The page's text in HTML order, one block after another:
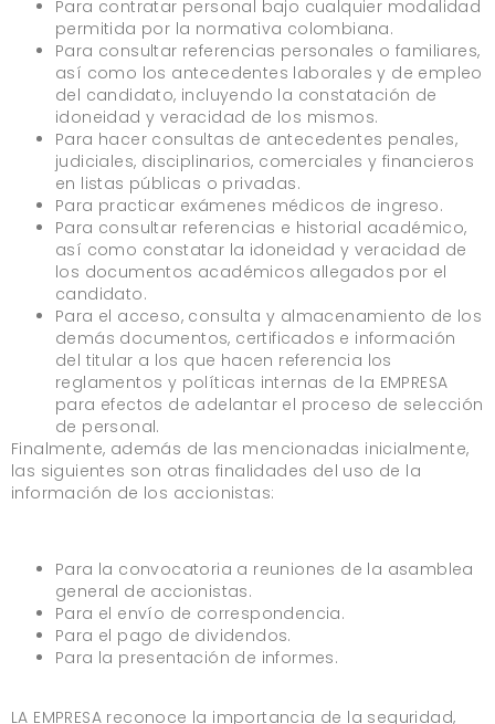
Para contratar personal bajo cualquier modalidad
permitida por la normativa colombiana.
Para consultar referencias personales o familiares,
así como los antecedentes laborales y de empleo
del candidato, incluyendo la constatación de
idoneidad y veracidad de los mismos.
Para hacer consultas de antecedentes penales,
judiciales, disciplinarios, comerciales y financieros
en listas públicas o privadas.
Para practicar exámenes médicos de ingreso.
Para consultar referencias e historial académico,
así como constatar la idoneidad y veracidad de
los documentos académicos allegados por el
candidato.
Para el acceso, consulta y almacenamiento de los
demás documentos, certificados e información
del titular a los que hacen referencia los
reglamentos y políticas internas de la EMPRESA
para efectos de adelantar el proceso de selección
de personal.
Finalmente, además de las mencionadas inicialmente,
las siguientes son otras finalidades del uso de la
información de los accionistas:
Para la convocatoria a reuniones de la asamblea
general de accionistas.
Para el envío de correspondencia.
Para el pago de dividendos.
Para la presentación de informes.
LA EMPRESA reconoce la importancia de la seguridad,